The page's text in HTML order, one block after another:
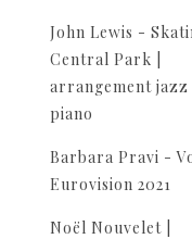
John Lewis -
Central Park |
arrangement
piano
Barbara Pravi -
Eurovision 2021
Noël Nouvelet |